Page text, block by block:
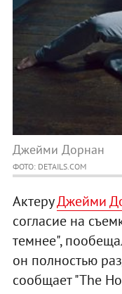
Джейми Дорнан
ФОТО: DETAILS.COM
АктеруДжейми
согласие на
темнее",
он полностью
сообщает "The